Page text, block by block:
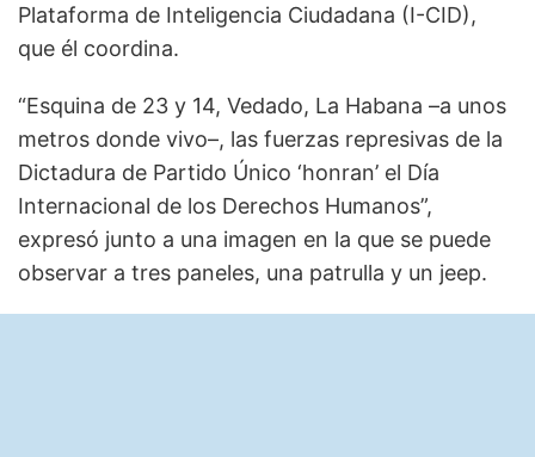
Plataforma de Inteligencia Ciudadana (I-CID),
que él coordina.
“Esquina de 23 y 14, Vedado, La Habana –a unos
metros donde vivo–, las fuerzas represivas de la
Dictadura de Partido Único ‘honran’ el Día
Internacional de los Derechos Humanos”,
expresó junto a una imagen en la que se puede
observar a tres paneles, una patrulla y un jeep.